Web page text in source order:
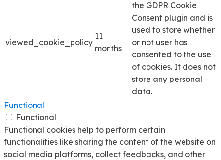
viewed_cookie_policy
11
months
the GDPR Cookie
Consent plugin and is
used to store whether
or not user has
consented to the use
of cookies. It does not
store any personal
data.
Functional
Functional
Functional cookies help to perform certain
functionalities like sharing the content of the website on
social media platforms, collect feedbacks, and other